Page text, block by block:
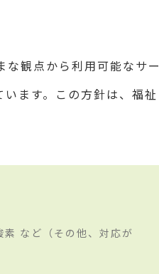
観点から利用可能なサー
ます。この方針は、福祉
など（その他、対応が